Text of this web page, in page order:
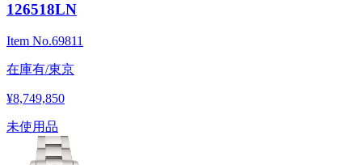
126518LN
Item No.69811
在庫有/東京
¥8,749,850
未使用品